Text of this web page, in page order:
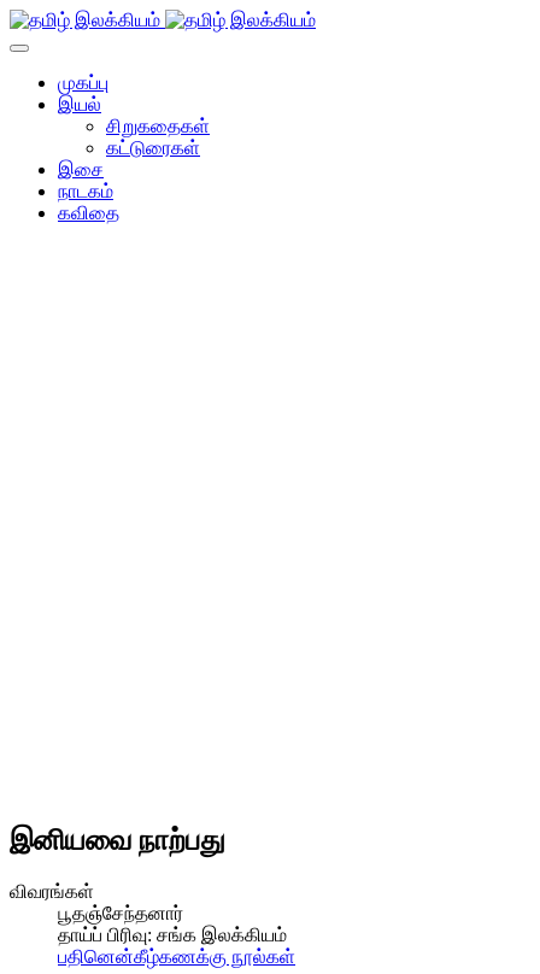
முகப்பு
இயல்
சிறுகதைகள்
கட்டுரைகள்
இசை
நாடகம்
கவிதை
இனியவை நாற்பது
விவரங்கள்
பூதஞ்சேந்தனார்
தாய்ப் பிரிவு: சங்க இலக்கியம்
பதினென்கீழ்கணக்கு நூல்கள்